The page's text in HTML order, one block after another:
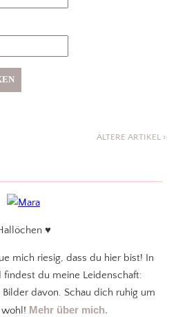
ÄLTERE ARTIKEL ›
♥
mich riesig, dass du hier bist! In
du meine Leidenschaft:
davon. Schau dich ruhig um
Mehr über mich.